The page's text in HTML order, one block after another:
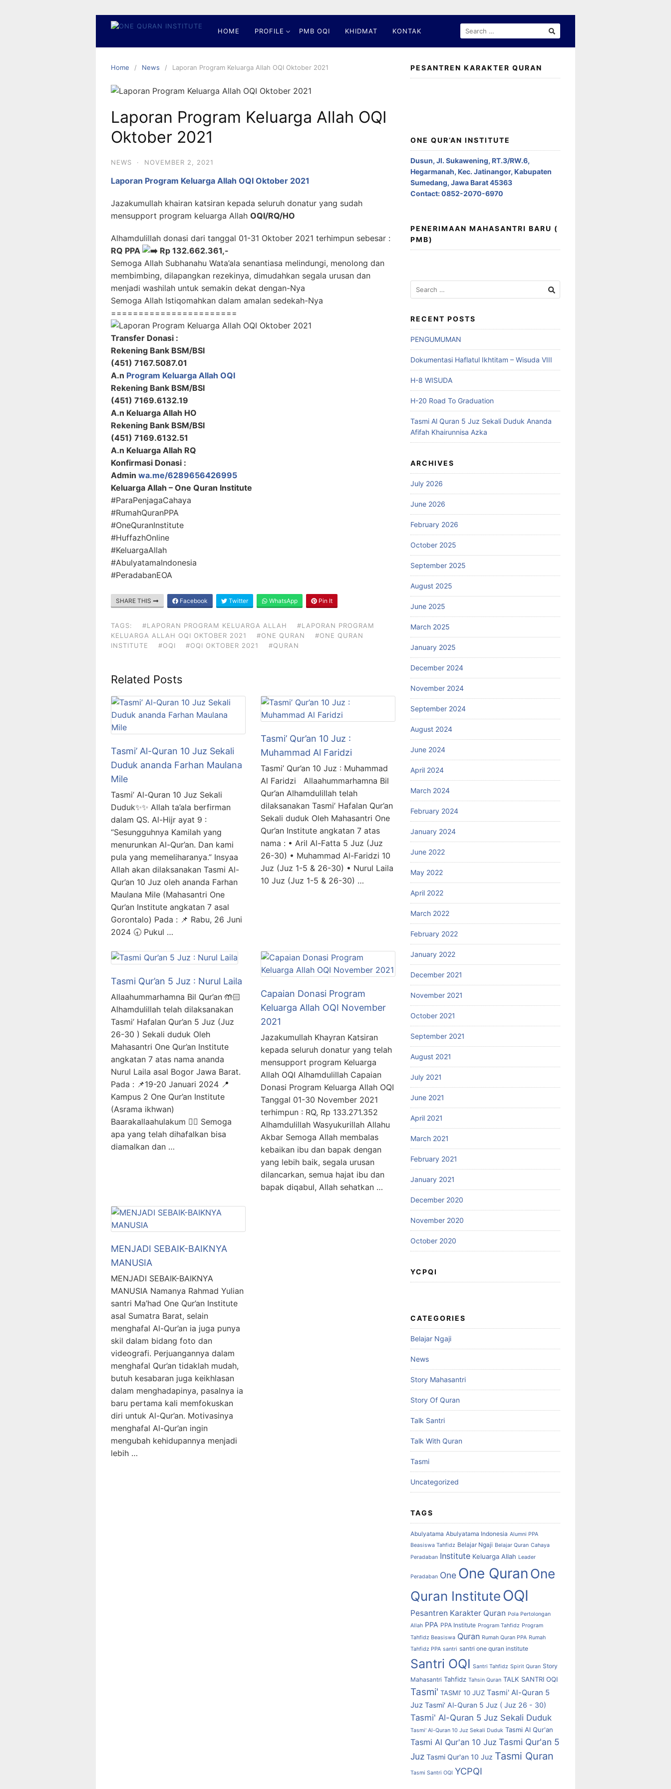
HOME PROFILE PMB OQI KHIDMAT KONTAK
SEARCH
FOR:
Home News Laporan Program Keluarga Allah OQI Oktober 2021
Laporan Program Keluarga Allah OQI
Oktober 2021
NEWS · NOVEMBER 2, 2021
Laporan Program Keluarga Allah OQI Oktober 2021
Jazakumullah khairan katsiran kepada seluruh donatur yang sudah
mensupport program keluarga Allah OQI/RQ/HO
Alhamdulillah donasi dari tanggal 01-31 Oktober 2021 terhimpun sebesar :
RQ PPA
Rp 132.662.361,-
Semoga Allah Subhanahu Wata’ala senantiasa melindungi, menolong dan
membimbing, dilapangkan rezekinya, dimudahkan segala urusan dan
menjadi washilah untuk semakin dekat dengan-Nya
Semoga Allah Istiqomahkan dalam amalan sedekah-Nya
=======================
Transfer Donasi :
Rekening Bank BSM/BSI
(451) 7167.5087.01
A.n Program Keluarga Allah OQI
Rekening Bank BSM/BSI
(451) 7169.6132.19
A.n Keluarga Allah HO
Rekening Bank BSM/BSI
(451) 7169.6132.51
A.n Keluarga Allah RQ
Konfirmasi Donasi :
Admin wa.me/6289656426995
Keluarga Allah – One Quran Institute
#ParaPenjagaCahaya
#RumahQuranPPA
#OneQuranInstitute
#HuffazhOnline
#KeluargaAllah
#AbulyatamaIndonesia
#PeradabanEOA
SHARE THIS Facebook Twitter WhatsApp Pin It
TAGS: #LAPORAN PROGRAM KELUARGA ALLAH
#LAPORAN PROGRAM
KELUARGA ALLAH OQI OKTOBER 2021
#ONE QURAN
#ONE QURAN
INSTITUTE
#OQI #OQI OKTOBER 2021 #QURAN
Related Posts
Tasmi’ Al-Quran 10 Juz Sekali
Duduk ananda Farhan Maulana
Mile
Tasmi’ Al-Quran 10 Juz Sekali
Duduk✨✨ Allah ta’ala berfirman
dalam QS. Al-Hijr ayat 9 :
“Sesungguhnya Kamilah yang
menurunkan Al-Qur’an. Dan kami
pula yang memeliharanya.” Insyaa
Allah akan dilaksanakan Tasmi Al-
Qur’an 10 Juz oleh ananda Farhan
Maulana Mile (Mahasantri One
Qur’an Institute angkatan 7 asal
Gorontalo) Pada : 📌 Rabu, 26 Juni
2024 🕣 Pukul …
Tasmi’ Qur’an 10 Juz :
Muhammad Al Faridzi
Tasmi’ Qur’an 10 Juz : Muhammad
Al Faridzi Allaahummarhamna Bil
Qur’an Alhamdulillah telah
dilaksanakan Tasmi’ Hafalan Qur’an
Sekali duduk Oleh Mahasantri One
Qur’an Institute angkatan 7 atas
nama : • Aril Al-Fatta 5 Juz (Juz
26-30) • Muhammad Al-Faridzi 10
Juz (Juz 1-5 & 26-30) • Nurul Laila
10 Juz (Juz 1-5 & 26-30) …
Tasmi Qur’an 5 Juz : Nurul Laila
Allaahummarhamna Bil Qur’an 🤲🏻
Alhamdulillah telah dilaksanakan
Tasmi’ Hafalan Qur’an 5 Juz (Juz
26-30 ) Sekali duduk Oleh
Mahasantri One Qur’an Institute
angkatan 7 atas nama ananda
Nurul Laila asal Bogor Jawa Barat.
Pada : 📌19-20 Januari 2024 📍
Kampus 2 One Qur’an Institute
(Asrama ikhwan)
Baarakallaahulakum ✊🏻 Semoga
apa yang telah dihafalkan bisa
diamalkan dan …
Capaian Donasi Program
Keluarga Allah OQI November
2021
Jazakumullah Khayran Katsiran
kepada seluruh donatur yang telah
mensupport program Keluarga
Allah OQI Alhamdulillah Capaian
Donasi Program Keluarga Allah OQI
Tanggal 01-30 November 2021
terhimpun : RQ, Rp 133.271.352
Alhamdulillah Wasyukurillah Allahu
Akbar Semoga Allah membalas
kebaikan ibu dan bapak dengan
yang lebih baik, segala urusan
dilancarkan, semua hajat ibu dan
bapak diqabul, Allah sehatkan …
MENJADI SEBAIK-BAIKNYA
MANUSIA
MENJADI SEBAIK-BAIKNYA
MANUSIA Namanya Rahmad Yulian
santri Ma’had One Qur’an Institute
asal Sumatra Barat, selain
menghafal Al-Qur’an ia juga punya
skil dalam bidang foto dan
videografi. Perjuangannya dalam
menghafal Qur’an tidaklah mudah,
butuh kesabaran juga keikhlasan
dalam menghadapinya, pasalnya ia
baru pertama kali memfokuskan
diri untuk Al-Qur’an. Motivasinya
menghafal Al-Qur’an ingin
mengubah kehidupannya menjadi
lebih …
PESANTREN KARAKTER QURAN
ONE QUR’AN INSTITUTE
Dusun, Jl. Sukawening, RT.3/RW.6,
Hegarmanah, Kec. Jatinangor, Kabupaten
Sumedang, Jawa Barat 45363
Contact: 0852-2070-6970
PENERIMAAN MAHASANTRI BARU (
PMB)
Search
for:
RECENT POSTS
PENGUMUMAN
Dokumentasi Haflatul Ikhtitam – Wisuda VIII
H-8 WISUDA
H-20 Road To Graduation
Tasmi Al Quran 5 Juz Sekali Duduk Ananda
Afifah Khairunnisa Azka
ARCHIVES
July 2026
June 2026
February 2026
October 2025
September 2025
August 2025
June 2025
March 2025
January 2025
December 2024
November 2024
September 2024
August 2024
June 2024
April 2024
March 2024
February 2024
January 2024
June 2022
May 2022
April 2022
March 2022
February 2022
January 2022
December 2021
November 2021
October 2021
September 2021
August 2021
July 2021
June 2021
April 2021
March 2021
February 2021
January 2021
December 2020
November 2020
October 2020
YCPQI
CATEGORIES
Belajar Ngaji
News
Story Mahasantri
Story Of Quran
Talk Santri
Talk With Quran
Tasmi
Uncategorized
TAGS
Abulyatama Abulyatama Indonesia Alumni PPA
Beasiswa Tahfidz Belajar Ngaji Belajar Quran Cahaya
Peradaban Institute Keluarga Allah Leader
Peradaban One One QuranOne
Quran InstituteOQI
Pesantren Karakter Quran Pola Pertolongan
Allah PPA PPA Institute Program Tahfidz Program
Tahfidz Beasiswa Quran Rumah Quran PPA Rumah
Tahfidz PPA santri santri one quran institute
Santri OQI Santri Tahfidz Spirit Quran Story
Mahasantri Tahfidz Tahsin Quran TALK SANTRI OQI
Tasmi' TASMI' 10 JUZ Tasmi' Al-Quran 5
Juz Tasmi' Al-Quran 5 Juz ( Juz 26 - 30)
Tasmi' Al-Quran 5 Juz Sekali Duduk
Tasmi' Al-Quran 10 Juz Sekali Duduk Tasmi Al Qur'an
Tasmi Al Qur'an 10 Juz Tasmi Qur'an 5
Juz Tasmi Qur'an 10 Juz Tasmi Quran
Tasmi Santri OQI YCPQI